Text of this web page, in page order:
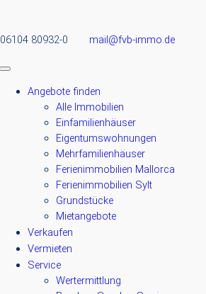
06104 80932-0 mail@fvb-immo.de
Angebote finden
Alle Immobilien
Einfamilienhäuser
Eigentumswohnungen
Mehrfamilienhäuser
Ferienimmobilien Mallorca
Ferienimmobilien Sylt
Grundstücke
Mietangebote
Verkaufen
Vermieten
Service
Wertermittlung